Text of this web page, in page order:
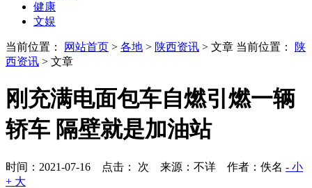
健康
文娱
当前位置： 网站首页 > 各地 > 陕西资讯 > 文章 当前位置：
陕
西资讯 > 文章
刚充满电面包车自燃引燃一辆
轿车 隔壁就是加油站
时间：2021-07-16 点击： 次 来源：不详 作者：佚名 - 小
+ 大